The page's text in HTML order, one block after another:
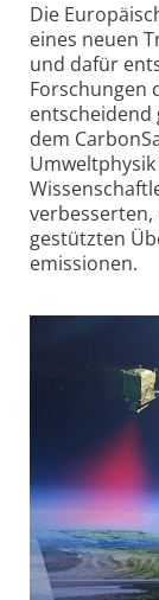
Die
eines neuen
und dafür
Forschungen
entscheidend
dem
verbesserten,
gestützten
emissionen.